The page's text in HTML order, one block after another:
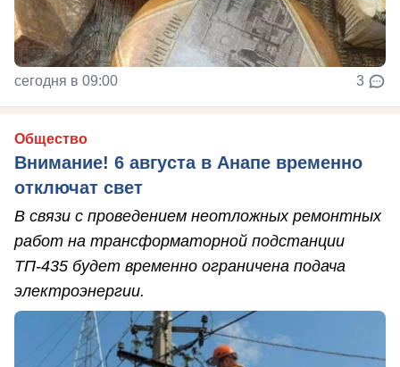
сегодня в 09:00 3
Общество
Внимание! 6 августа в Анапе временно
отключат свет
В связи с проведением неотложных ремонтных
работ на трансформаторной подстанции
ТП-435 будет временно ограничена подача
электроэнергии.